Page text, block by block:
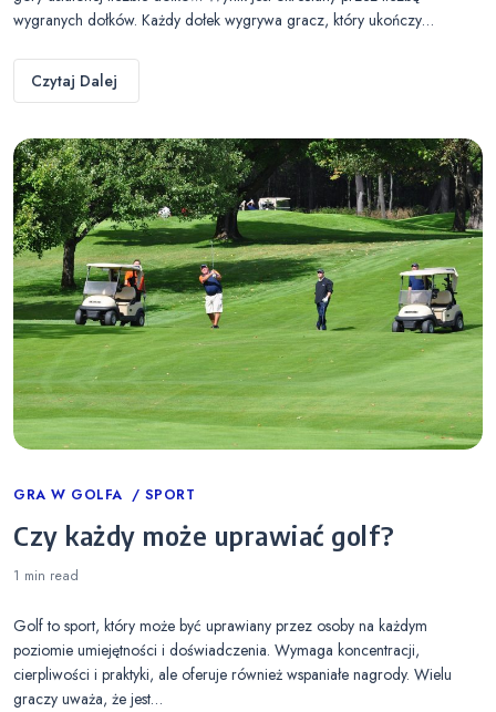
wygranych dołków. Każdy dołek wygrywa gracz, który ukończy…
Czytaj Dalej
Categories
GRA W GOLFA SPORT
Czy każdy może uprawiać golf?
1 min read
Golf to sport, który może być uprawiany przez osoby na każdym
poziomie umiejętności i doświadczenia. Wymaga koncentracji,
cierpliwości i praktyki, ale oferuje również wspaniałe nagrody. Wielu
graczy uważa, że jest…